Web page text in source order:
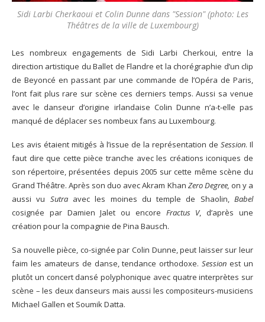
Sidi Larbi Cherkaoui et Colin Dunne dans "Session" (photo: Les
Théâtres de la ville de Luxembourg)
Les nombreux engagements de Sidi Larbi Cherkoui, entre la
direction artistique du Ballet de Flandre et la chorégraphie d’un clip
de Beyoncé en passant par une commande de l’Opéra de Paris,
l’ont fait plus rare sur scène ces derniers temps. Aussi sa venue
avec le danseur d’origine irlandaise Colin Dunne n’a-t-elle pas
manqué de déplacer ses nombeux fans au Luxembourg.
Les avis étaient mitigés à l’issue de la représentation de Session. Il
faut dire que cette pièce tranche avec les créations iconiques de
son répertoire, présentées depuis 2005 sur cette même scène du
Grand Théâtre. Après son duo avec Akram Khan Zero Degree, on y a
aussi vu Sutra avec les moines du temple de Shaolin,Babel
cosignée par Damien Jalet ou encore Fractus V, d’après une
création pour la compagnie de Pina Bausch.
Sa nouvelle pièce, co-signée par Colin Dunne, peut laisser sur leur
faim les amateurs de danse, tendance orthodoxe.Sessionest un
plutôt un concert dansé polyphonique avec quatre interprètes sur
scène – les deux danseurs mais aussi les compositeurs-musiciens
Michael Gallen et Soumik Datta.